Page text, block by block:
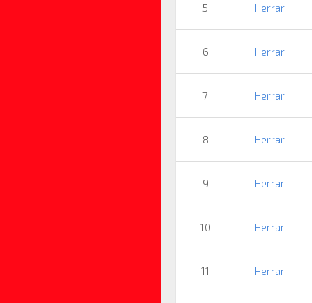
5 Herrar
6 Herrar
7 Herrar
8 Herrar
9 Herrar
10 Herrar
11 Herrar